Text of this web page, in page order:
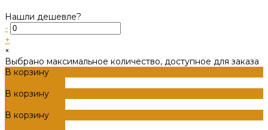
Нашли дешевле?
-
+
×
Выбрано максимальное количество, доступное для заказа
В корзину
В корзину
В корзину